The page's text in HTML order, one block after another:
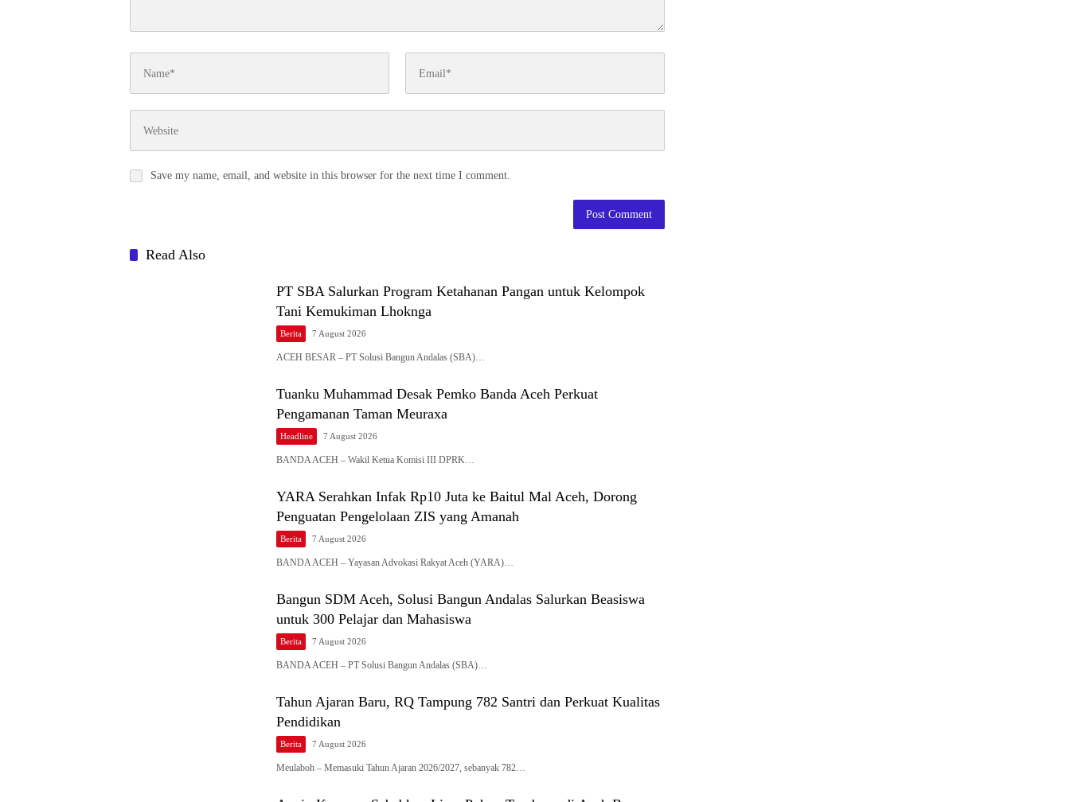
Save my name, email, and website in this browser for the next time I comment.
Read Also
PT SBA Salurkan Program Ketahanan Pangan untuk Kelompok
Tani Kemukiman Lhoknga
Berita 7 August 2026
ACEH BESAR – PT Solusi Bangun Andalas (SBA)…
Tuanku Muhammad Desak Pemko Banda Aceh Perkuat
Pengamanan Taman Meuraxa
Headline 7 August 2026
BANDA ACEH – Wakil Ketua Komisi III DPRK…
YARA Serahkan Infak Rp10 Juta ke Baitul Mal Aceh, Dorong
Penguatan Pengelolaan ZIS yang Amanah
Berita 7 August 2026
BANDA ACEH – Yayasan Advokasi Rakyat Aceh (YARA)…
Bangun SDM Aceh, Solusi Bangun Andalas Salurkan Beasiswa
untuk 300 Pelajar dan Mahasiswa
Berita 7 August 2026
BANDA ACEH – PT Solusi Bangun Andalas (SBA)…
Tahun Ajaran Baru, RQ Tampung 782 Santri dan Perkuat Kualitas
Pendidikan
Berita 7 August 2026
Meulaboh – Memasuki Tahun Ajaran 2026/2027, sebanyak 782…